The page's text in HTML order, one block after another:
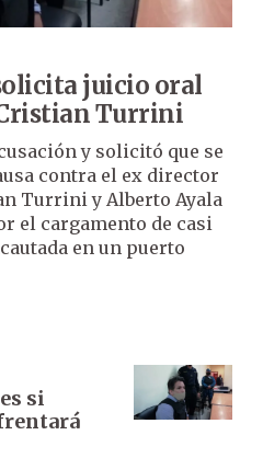
juicio oral
Turrini
y solicitó que se
contra el ex director
Turrini y Alberto Ayala
el cargamento de casi
en un puerto
si